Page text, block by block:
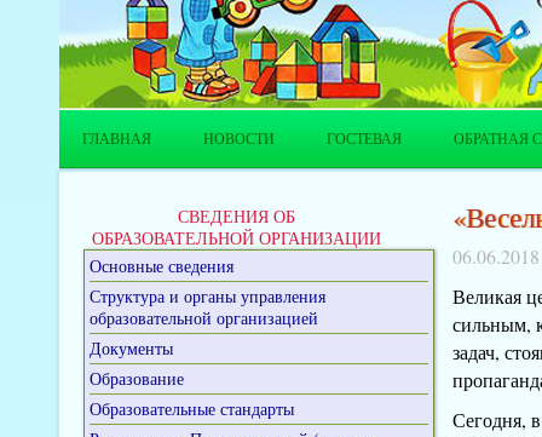
ГЛАВНАЯ НОВОСТИ ГОСТЕВАЯ ОБРАТНАЯ
СВЕДЕНИЯ ОБ
ОБРАЗОВАТЕЛЬНОЙ ОРГАНИЗАЦИИ
Основные сведения
Структура и органы управления
образовательной организацией
Документы
Образование
Образовательные стандарты
06.06.2018
Великая
сильным,
задач,
Сегодня,